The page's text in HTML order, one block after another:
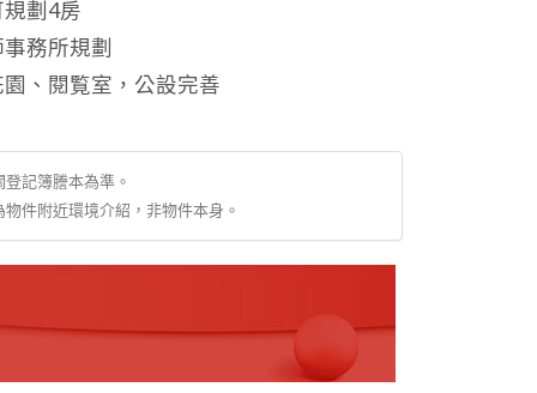
劃4房
務所規劃
、閱覧室，公設完善
記簿謄本為準。
件附近環境介紹，非物件本身。